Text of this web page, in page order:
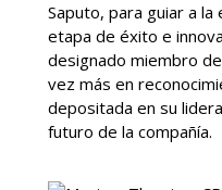
Saputo, para guiar a
etapa de éxito e
designado miembro
vez más en
depositada en su
futuro de la compañía.